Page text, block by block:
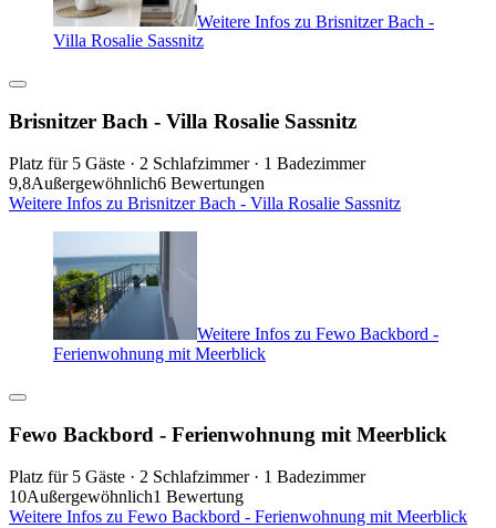
Weitere Infos zu Brisnitzer Bach -
Villa Rosalie Sassnitz
Brisnitzer Bach - Villa Rosalie Sassnitz
Platz für 5 Gäste · 2 Schlafzimmer · 1 Badezimmer
9,8Außergewöhnlich6 Bewertungen
Weitere Infos zu Brisnitzer Bach - Villa Rosalie Sassnitz
Weitere Infos zu Fewo Backbord -
Ferienwohnung mit Meerblick
Fewo Backbord - Ferienwohnung mit Meerblick
Platz für 5 Gäste · 2 Schlafzimmer · 1 Badezimmer
10Außergewöhnlich1 Bewertung
Weitere Infos zu Fewo Backbord - Ferienwohnung mit Meerblick